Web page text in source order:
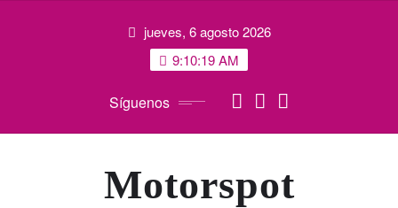
jueves, 6 agosto 2026
9:10:20 AM
Síguenos
Motorspot